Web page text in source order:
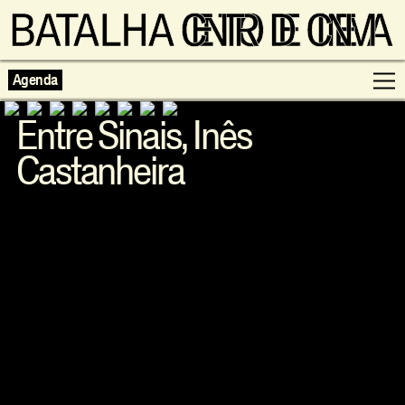
Agenda
Programação
Entre Sinais, Inês
Castanheira